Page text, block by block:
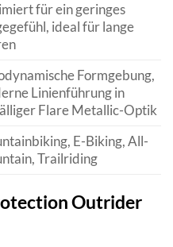
für ein geringes
ideal für lange
Formgebung,
Linienführung in
Flare Metallic-Optik
E-Biking, All-
Trailriding
Outrider